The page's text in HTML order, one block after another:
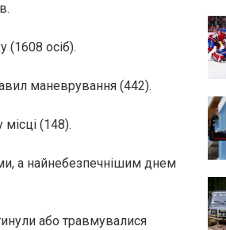
(1608 осіб).
маневрування (442).
(148).
а найнебезпечнішим днем
або травмувалися